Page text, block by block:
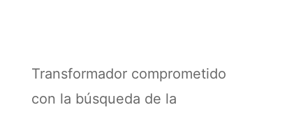
Transformador comprometido
con la búsqueda de la